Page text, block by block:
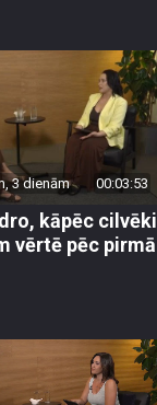
3 dienām 00:03:53
kāpēc cilvēki
vērtē pēc pirmā